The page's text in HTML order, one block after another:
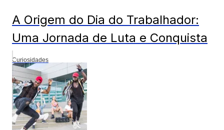
A Origem do Dia do Trabalhador:
Uma Jornada de Luta e Conquista
Curiosidades